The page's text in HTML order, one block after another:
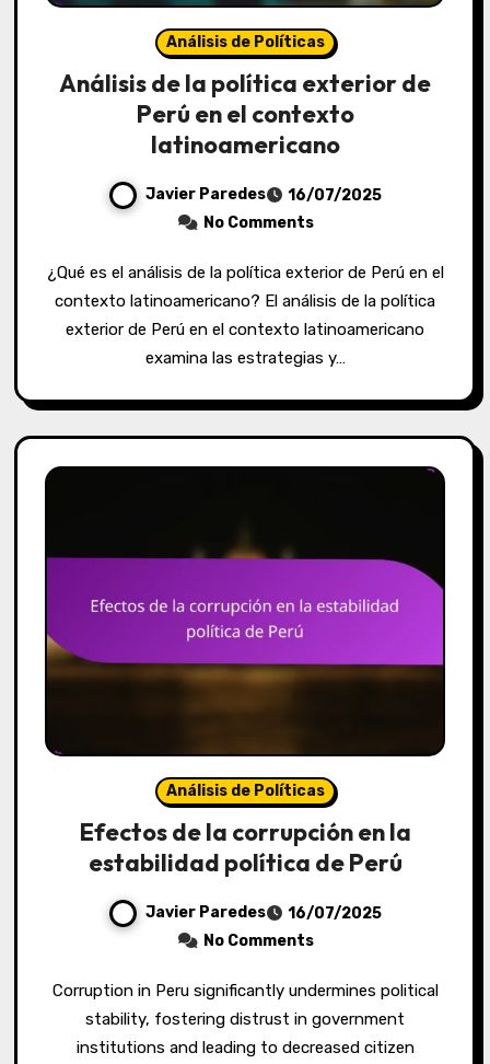
Análisis de Políticas
Análisis de la política exterior de
Perú en el contexto
latinoamericano
Javier Paredes
16/07/2025
No Comments
¿Qué es el análisis de la política exterior de Perú en el
contexto latinoamericano? El análisis de la política
exterior de Perú en el contexto latinoamericano
examina las estrategias y…
Análisis de Políticas
Efectos de la corrupción en la
estabilidad política de Perú
Javier Paredes
16/07/2025
No Comments
Corruption in Peru significantly undermines political
stability, fostering distrust in government
institutions and leading to decreased citizen